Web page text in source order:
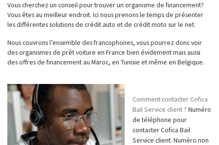
Vous cherchez un conseil pour trouver un organisme de financement?
Vous êtes au meilleur endroit. Ici nous prenons le temps de présenter
les différentes solutions de crédit auto et de crédit moto sur le net.
Nous couvrons l’ensemble des francophones, vous pourrez donc voir
des organismes de prêt voiture en France bien évidement mais aussi
des offres de financement au Maroc, en Tunisie et même en Belgique.
Comment contacter Cofica
Bail Service client ? Numéro
de téléphone pour
contacter Cofica Bail
Service client. Numéro non